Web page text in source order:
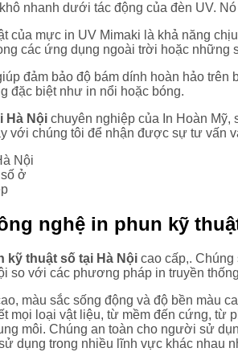
nhanh dưới tác động của đèn UV.
của mực in UV Mimaki là khả năng
các ứng dụng ngoài trời hoặc những
đảm bảo độ bám dính hoàn hảo
đặc biệt như in nổi hoặc bóng.
Hà Nội chuyên nghiệp của In Hoàn
với chúng tôi để nhận được sự tư vấn
ở
nghệ in phun kỹ
kỹ thuật số tại Hà Nội cao cấp,.
so với các phương pháp in truyền
màu sắc sống động và độ bền màu
mọi loại vật liệu, từ mềm đến cứng, từ
môi. Chúng an toàn cho người sử
dụng trong nhiều lĩnh vực khác nhau